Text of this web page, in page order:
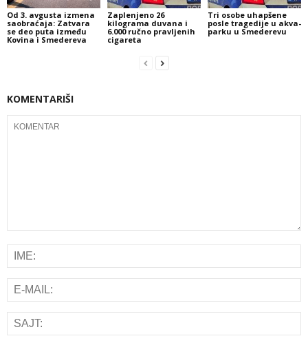
Od 3. avgusta izmena
saobraćaja: Zatvara
se deo puta između
Kovina i Smedereva
Zaplenjeno 26
kilograma duvana i
6.000 ručno pravljenih
cigareta
Tri osobe uhapšene
posle tragedije u akva-
parku u Smederevu
KOMENTARIŠI